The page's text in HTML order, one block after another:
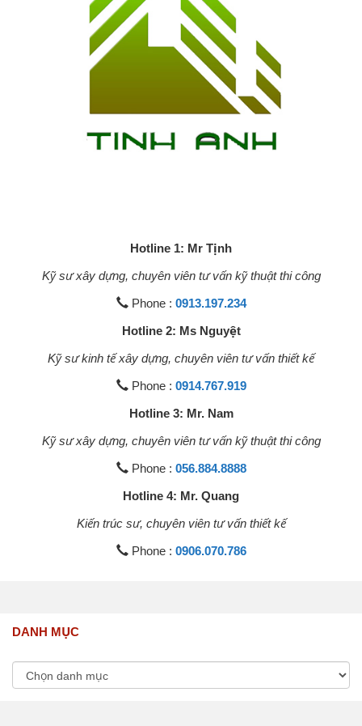
Hotline 1: Mr Tịnh
Kỹ sư xây dựng, chuyên viên tư vấn kỹ thuật thi công
Phone : 0913.197.234
Hotline 2: Ms Nguyệt
Kỹ sư kinh tế xây dựng, chuyên viên tư vấn thiết kế
Phone : 0914.767.919
Hotline 3: Mr. Nam
Kỹ sư xây dựng, chuyên viên tư vấn kỹ thuật thi công
Phone : 056.884.8888
Hotline 4: Mr. Quang
Kiến trúc sư, chuyên viên tư vấn thiết kế
Phone : 0906.070.786
DANH MỤC